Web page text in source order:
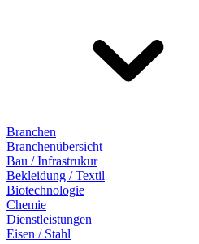
Branchen
Branchenübersicht
Bau / Infrastrukur
Bekleidung / Textil
Biotechnologie
Chemie
Dienstleistungen
Eisen / Stahl